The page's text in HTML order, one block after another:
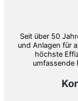
Seit über 50
und Anlagen für
höchste
umfassende